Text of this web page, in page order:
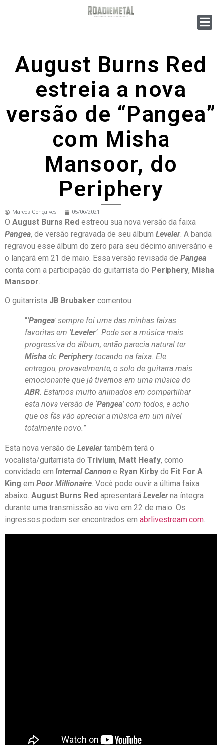
August Burns Red
estreia a nova
versão de “Pangea”
com Misha
Mansoor, do
Periphery
Marcos Gonçalves 05/06/2021
O August Burns Red estreou sua nova versão da faixa
Pangea, de versão regravada de seu álbum Leveler. A banda
regravou esse álbum do zero para seu décimo aniversário e
o lançará em 21 de maio. Essa versão revisada de Pangea
conta com a participação do guitarrista do Periphery, Misha
Mansoor.
O guitarrista JB Brubaker comentou:
“‘Pangea’ sempre foi uma das minhas faixas
favoritas em ‘Leveler’. Pode ser a música mais
progressiva do álbum, então parecia natural ter
Misha do Peripherytocando na faixa. Ele
entregou, provavelmente, o solo de guitarra mais
emocionante que já tivemos em uma música do
ABR. Estamos muito animados em compartilhar
esta nova versão de ‘Pangea’ com todos, e acho
que os fãs vão apreciar a música em um nível
totalmente novo.”
Esta nova versão de Leveler também terá o
vocalista/guitarrista do Trivium, Matt Heafy, como
convidado em Internal Cannon e Ryan Kirby do Fit For A
King em Poor Millionaire. Você pode ouvir a última faixa
abaixo. August Burns Red apresentará Leveler na íntegra
durante uma transmissão ao vivo em 22 de maio. Os
ingressos podem ser encontrados em abrlivestream.com.